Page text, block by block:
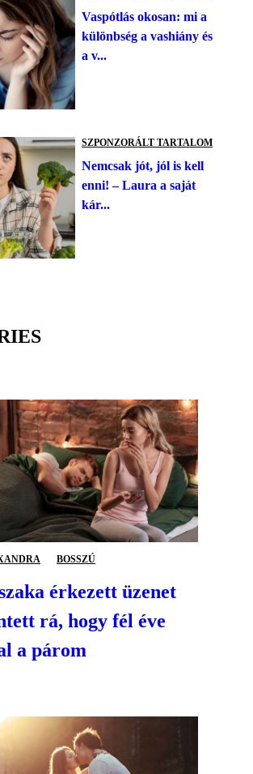
Vaspótlás okosan: mi a
különbség a vashiány és
a v...
SZPONZORÁLT TARTALOM
Nemcsak jót, jól is kell
enni! – Laura a saját
kár...
BOSSZÚ
érkezett üzenet
rá, hogy fél éve
a párom